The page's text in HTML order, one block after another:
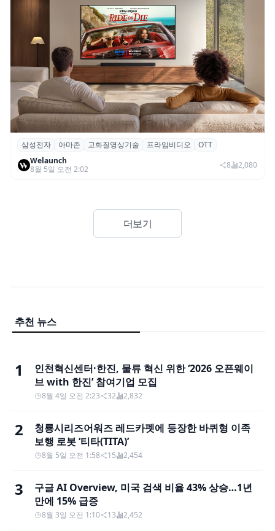
삼성전자·아마존, 프라임 비디오에 ‘HDR10+
어드밴스드’ 적용
삼성전자 아마존 고화질영상기술 프라임비디오
OTT
Welaunch
8월 5일 오전 2:02
8 2,080
더보기
추천 뉴스
1
인천혁신센터·한진, 물류 혁신 위한 ‘2026 오픈웨이
브 with 한진’ 참여기업 모집
8월 4일 오전 2:23 32 2,832
2
청룡시리즈어워즈 레드카펫에 등장한 바퀴형 이족
보행 로봇 ‘티타(TITA)’
8월 5일 오전 1:58 15 2,454
3
구글 AI Overview, 미국 검색 비율 43% 상승…1년
만에 15% 급증
8월 3일 오전 1:10 13 2,452